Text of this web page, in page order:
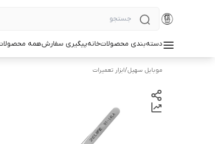
دسته‌بندی محصولاتخانهپیگیری سفارشهمه
موبایل سهیل/ابزار تعمیرات